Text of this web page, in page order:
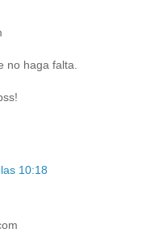
no haga falta.
10:18